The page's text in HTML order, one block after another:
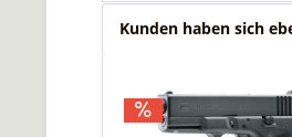
Kunden haben sich